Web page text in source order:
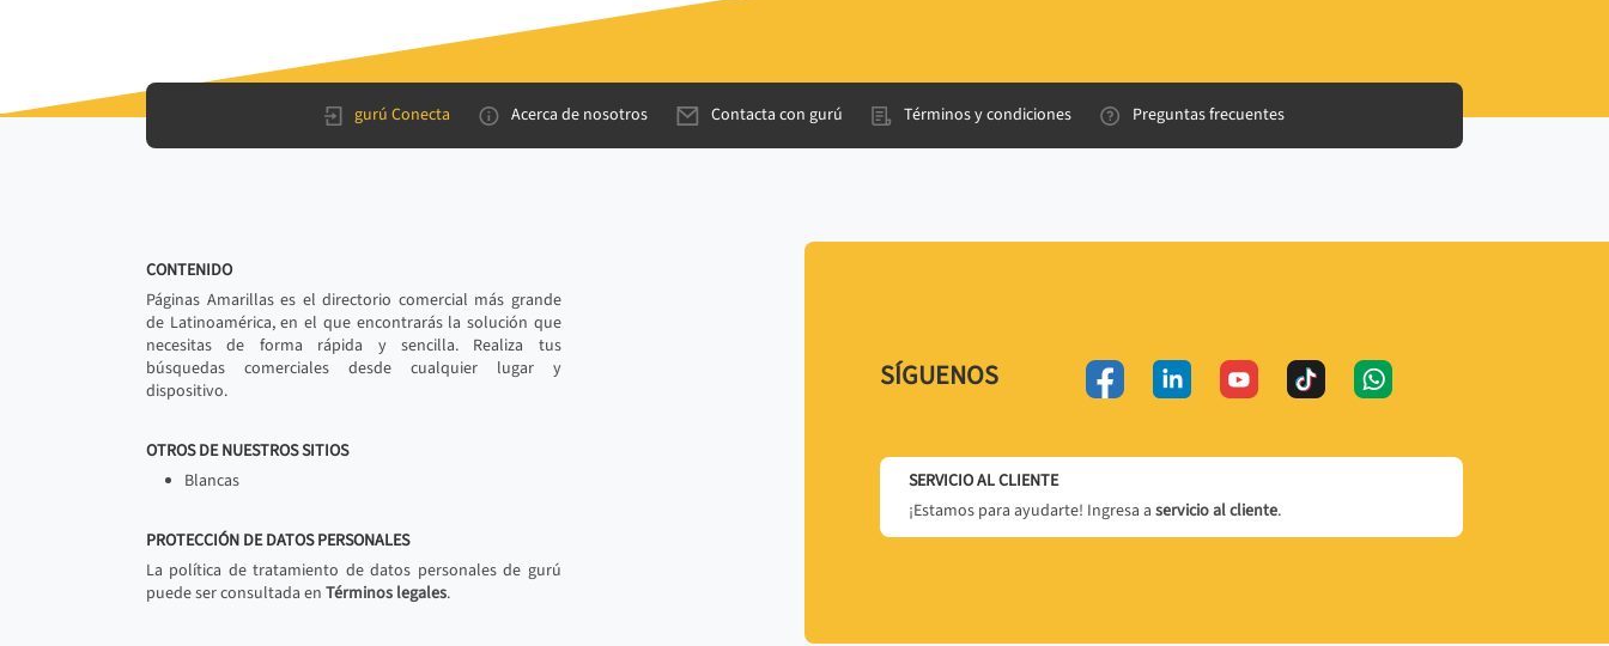
gurú Conecta Acerca de nosotros Contacta con gurú Términos y condiciones Preguntas frecuentes
CONTENIDO
Páginas Amarillas es el directorio comercial más grande
de Latinoamérica, en el que encontrarás la solución que
necesitas de forma rápida y sencilla. Realiza tus
búsquedas comerciales desde cualquier lugar y
dispositivo.
OTROS DE NUESTROS SITIOS
Blancas
PROTECCIÓN DE DATOS PERSONALES
La política de tratamiento de datos personales de gurú
puede ser consultada en Términos legales.
SÍGUENOS
SERVICIO AL CLIENTE
¡Estamos para ayudarte! Ingresa a servicio al cliente.